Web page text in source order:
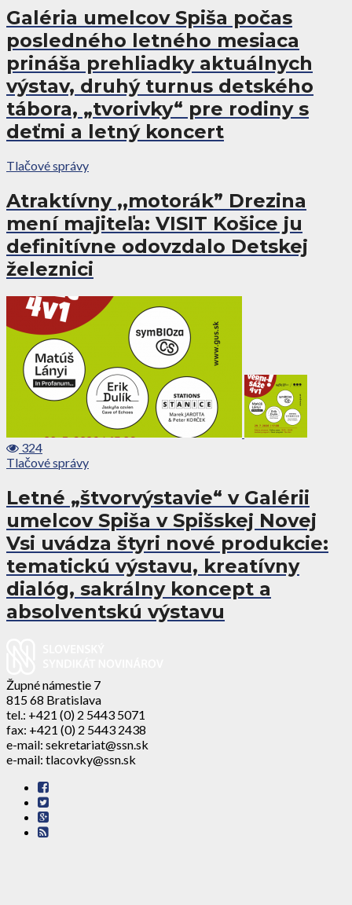
Galéria umelcov Spiša počas
posledného letného mesiaca
prináša prehliadky aktuálnych
výstav, druhý turnus detského
tábora, „tvorivky“ pre rodiny s
deťmi a letný koncert
Tlačové správy
Atraktívny ,,motorák” Drezina
mení majiteľa: VISIT Košice ju
definitívne odovzdalo Detskej
železnici
324
Tlačové správy
Letné „štvorvýstavie“ v Galérii
umelcov Spiša v Spišskej Novej
Vsi uvádza štyri nové produkcie:
tematickú výstavu, kreatívny
dialóg, sakrálny koncept a
absolventskú výstavu
Župné námestie 7
815 68 Bratislava
tel.: +421 (0) 2 5443 5071
fax: +421 (0) 2 5443 2438
e-mail: sekretariat@ssn.sk
e-mail: tlacovky@ssn.sk